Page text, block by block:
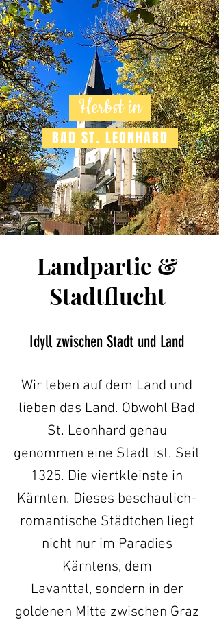
Herbst in
BAD ST. LEONHARD
Landpartie &
Stadtflucht
Idyll zwischen Stadt und Land
Wir leben auf dem Land und
lieben das Land. Obwohl Bad
St. Leonhard genau
genommen eine Stadt ist. Seit
1325. Die viertkleinste in
Kärnten. Dieses beschaulich-
romantische Städtchen liegt
nicht nur im Paradies
Kärntens, dem
Lavanttal, sondern in der
goldenen Mitte zwischen Graz